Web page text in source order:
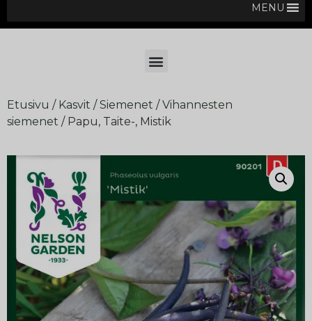
MENU
Etusivu / Kasvit /Siemenet /Vihannesten
siemenet / Papu, Taite-, Mistik